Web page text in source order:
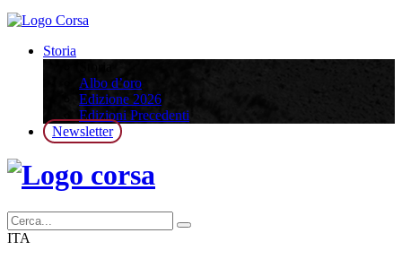
Storia
Albo d’oro
Edizione 2026
Edizioni Precedenti
Newsletter
ITA